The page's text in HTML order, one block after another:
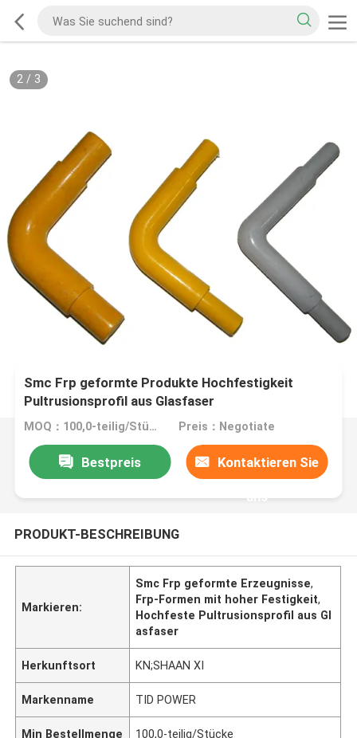
2/ 3
Smc Frp geformte Produkte Hochfestigkeit
Pultrusionsprofil aus Glasfaser
MOQ：100,0-teilig/Stücke Preis：Negotiate
Bestpreis Kontaktieren Sie
uns
PRODUKT-BESCHREIBUNG
Markieren:
Smc Frp geformte Erzeugnisse,
Frp-Formen mit hoher Festigkeit,
Hochfeste Pultrusionsprofil aus Gl
asfaser
Herkunftsort KN;SHAAN XI
Markenname TID POWER
Min Bestellmenge 100,0-teilig/Stücke